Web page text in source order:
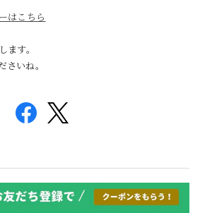
はこちら
す。
いね。